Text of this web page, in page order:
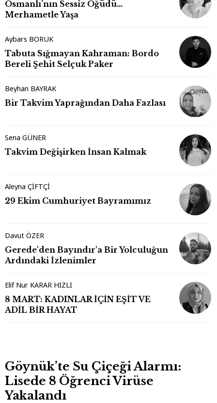
Osmanlı’nın Sessiz Öğüdü…
Merhametle Yaşa
Aybars BORUK
Tabuta Sığmayan Kahraman: Bordo
Bereli Şehit Selçuk Paker
Beyhan BAYRAK
Bir Takvim Yaprağından Daha Fazlası
Sena GÜNER
Takvim Değişirken İnsan Kalmak
Aleyna ÇİFTÇİ
29 Ekim Cumhuriyet Bayramımız
Davut ÖZER
Gerede'den Bayındır'a Bir Yolculuğun
Ardındaki İzlenimler
Elif Nur KARAR HIZLI
8 MART: KADINLAR İÇİN EŞİT VE
ADİL BİR HAYAT
Göynük’te Su Çiçeği Alarmı:
Lisede 8 Öğrenci Virüse
Yakalandı